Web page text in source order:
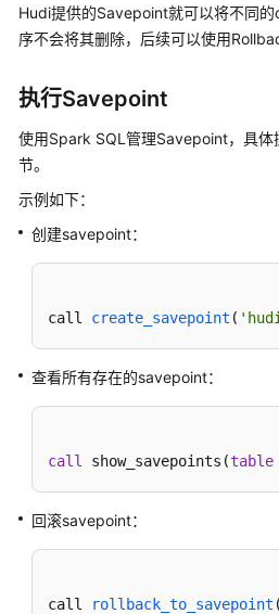
说
明
快
速
入
用
户
件
操
作
版）
使
ClickHouse
Hudi提供的Savepoint就可以将不同
序不会将其删除，后续可以使用
执行Savepoint
使用Spark SQL管理Savepoint，具体
节。
示例如下：
创建savepoint：
call create_savepoint (
查看所有存在的savepoint：
call show_savepoints(table
回滚savepoint：
call rollback_to_savepoint (